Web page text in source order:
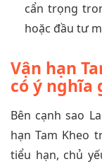
cẩn trọng
hoặc đầu tư
Vận hạn
có ý nghĩa
Bên cạnh sao
hạn Tam Kheo
tiểu hạn, chủ